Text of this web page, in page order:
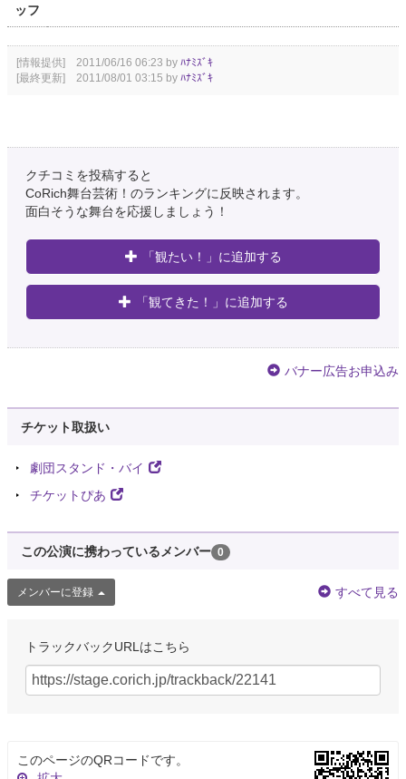
ッフ
[情報提供] 2011/06/16 06:23 by ﾊﾅﾐｽﾞｷ
[最終更新] 2011/08/01 03:15 by ﾊﾅﾐｽﾞｷ
クチコミを投稿すると
CoRich舞台芸術！のランキングに反映されます。
面白そうな舞台を応援しましょう！
「観たい！」に追加する
「観てきた！」に追加する
バナー広告お申込み
チケット取扱い
劇団スタンド・バイ
チケットぴあ
この公演に携わっているメンバー 0
メンバーに登録 すべて見る
トラックバックURLはこちら
このページのQRコードです。